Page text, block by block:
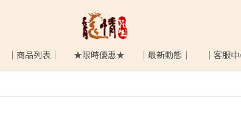
│商品列表│ ★限時優惠★ │最新動態│ │客服